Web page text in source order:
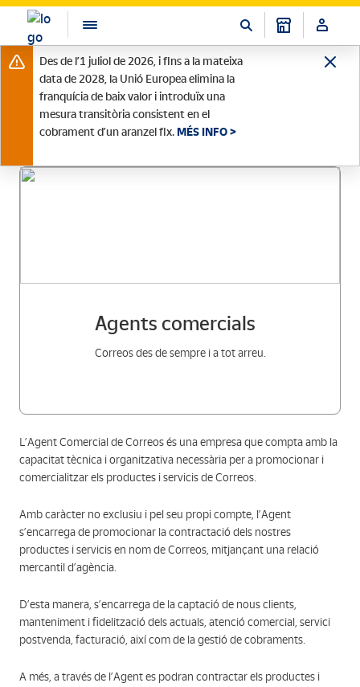
Des de l’1 juliol de 2026, i fins a la mateixa
data de 2028, la Unió Europea elimina la
franquícia de baix valor i introduïx una
mesura transitòria consistent en el
cobrament d’un aranzel fix. MÉS INFO >
Agents comercials
Correos des de sempre i a tot arreu.
L’Agent Comercial de Correos és una empresa que compta amb la
capacitat tècnica i organitzativa necessària per a promocionar i
comercialitzar els productes i servicis de Correos.
Amb caràcter no exclusiu i pel seu propi compte, l’Agent
s’encarrega de promocionar la contractació dels nostres
productes i servicis en nom de Correos, mitjançant una relació
mercantil d’agència.
D’esta manera, s’encarrega de la captació de nous clients,
manteniment i fidelització dels actuals, atenció comercial, servici
postvenda, facturació, així com de la gestió de cobraments.
A més, a través de l’Agent es podran contractar els productes i